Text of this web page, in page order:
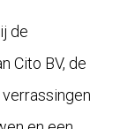
de
Cito BV, de